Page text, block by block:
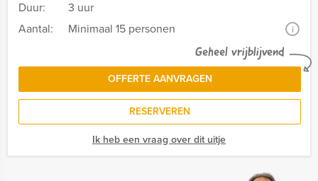
Duur:
3 uur
Aantal:
Minimaal 15 personen i
Geheel vrijblijvend
OFFERTE AANVRAGEN
RESERVEREN
Ik heb een vraag over dit uitje